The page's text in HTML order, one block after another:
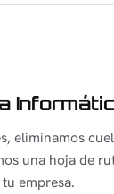
eliminamos
una hoja de
empresa.